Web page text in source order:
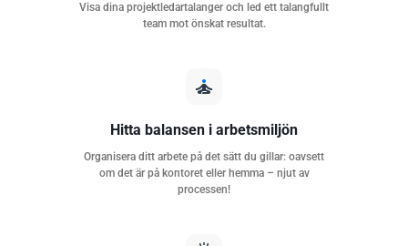
Visa dina projektledartalanger och led ett talangfullt
team mot önskat resultat.
Hitta balansen i arbetsmiljön
Organisera ditt arbete på det sätt du gillar: oavsett
om det är på kontoret eller hemma – njut av
processen!